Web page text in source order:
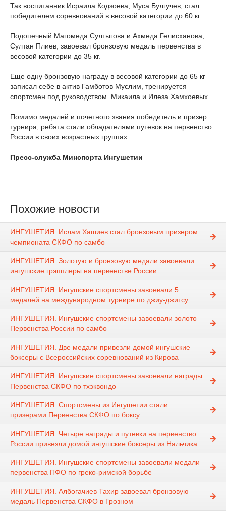
Так воспитанник Исраила Кодзоева, Муса Булгучев, стал
победителем соревнований в весовой категории до 60 кг.
Подопечный Магомеда Султыгова и Ахмеда Гелисханова,
Султан Плиев, завоевал бронзовую медаль первенства в
весовой категории до 35 кг.
Еще одну бронзовую награду в весовой категории до 65 кг
записал себе в актив Гамботов Муслим, тренируется
спортсмен под руководством Микаила и Илеза Хамхоевых.
Помимо медалей и почетного звания победитель и призер
турнира, ребята стали обладателями путевок на первенство
России в своих возрастных группах.
Пресс-служба Минспорта Ингушетии
Похожие новости
ИНГУШЕТИЯ. Ислам Хашиев стал бронзовым призером
чемпионата СКФО по самбо
ИНГУШЕТИЯ. Золотую и бронзовую медали завоевали
ингушские грэпплеры на первенстве России
ИНГУШЕТИЯ. Ингушские спортсмены завоевали 5
медалей на международном турнире по джиу-джитсу
ИНГУШЕТИЯ. Ингушские спортсмены завоевали золото
Первенства России по самбо
ИНГУШЕТИЯ. Две медали привезли домой ингушские
боксеры с Всероссийских соревнований из Кирова
ИНГУШЕТИЯ. Ингушские спортсмены завоевали награды
Первенства СКФО по тхэквондо
ИНГУШЕТИЯ. Спортсмены из Ингушетии стали
призерами Первенства СКФО по боксу
ИНГУШЕТИЯ. Четыре награды и путевки на первенство
России привезли домой ингушские боксеры из Нальчика
ИНГУШЕТИЯ. Ингушские спортсмены завоевали медали
первенства ПФО по греко-римской борьбе
ИНГУШЕТИЯ. Албогачиев Тахир завоевал бронзовую
медаль Первенства СКФО в Грозном